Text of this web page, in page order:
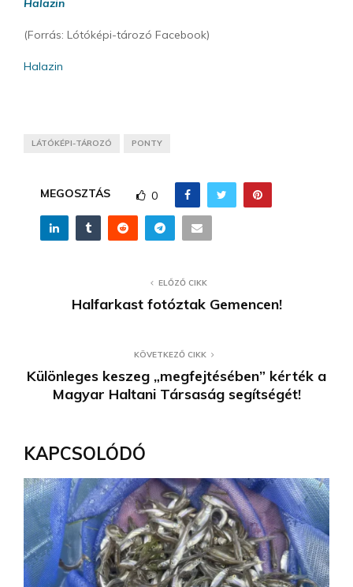
Halazin
(Forrás: Lótóképi-tározó Facebook)
Halazin
LÁTÓKÉPI-TÁROZÓ PONTY
MEGOSZTÁS 0
ELŐZŐ CIKK
Halfarkast fotóztak Gemencen!
KÖVETKEZŐ CIKK
Különleges keszeg „megfejtésében” kérték a
Magyar Haltani Társaság segítségét!
KAPCSOLÓDÓ